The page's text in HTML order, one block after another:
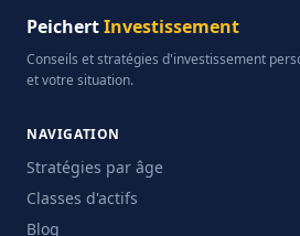
PeichertInvestissement
Conseils et stratégies d'investissement
et votre situation.
NAVIGATION
Stratégies par âge
Classes d'actifs
Blog